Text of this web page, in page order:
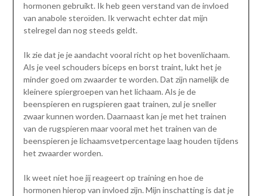
hormonen gebruikt. Ik heb geen verstand van de invloed
van anabole steroïden. Ik verwacht echter dat mijn
stelregel dan nog steeds geldt.
Ik zie dat je je aandacht vooral richt op het bovenlichaam.
Als je veel schouders biceps en borst traint, lukt het je
minder goed om zwaarder te worden. Dat zijn namelijk de
kleinere spiergroepen van het lichaam. Als je de
beenspieren en rugspieren gaat trainen, zul je sneller
zwaar kunnen worden. Daarnaast kan je met het trainen
van de rugspieren maar vooral met het trainen van de
beenspieren je lichaamsvetpercentage laag houden tijdens
het zwaarder worden.
Ik weet niet hoe jij reageert op training en hoe de
hormonen hierop van invloed zijn. Mijn inschatting is dat je